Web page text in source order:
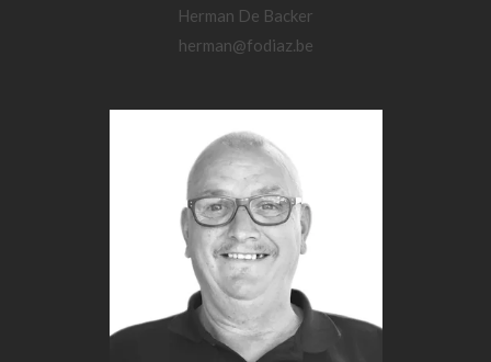
Herman De Backer
herman@fodiaz.be